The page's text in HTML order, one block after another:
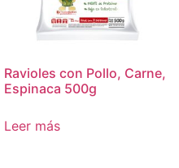
Ravioles con Pollo, Carne,
Espinaca 500g
Leer más